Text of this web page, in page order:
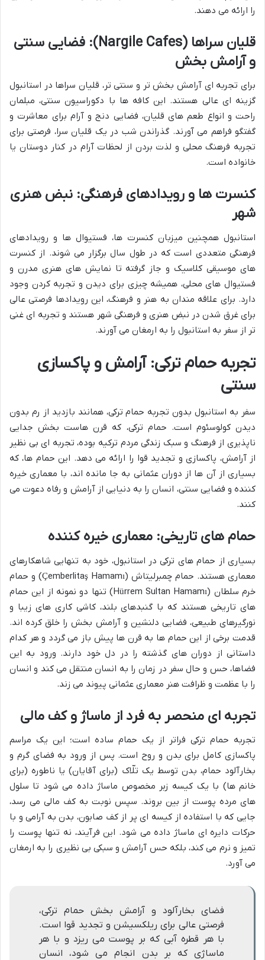
را ارائه می دهند.
قلیان سراها (Nargile Cafes): فضایی سنتی
و آرامش بخش
برای تجربه ای آرامش بخش تر و سنتی تر، قلیان سراها در استانبول
گزینه ای عالی هستند. این کافه ها با دکوراسیون سنتی، مبلمان
راحت و انواع طعم های قلیان، فضایی دنج و آرام برای معاشرت و
گفتگو فراهم می آورند. گذراندن شب در یک قلیان سرا، فرصتی برای
تجربه فرهنگ محلی و لذت بردن از لحظات آرام در کنار دوستان یا
خانواده است.
کنسرت ها و رویدادهای فرهنگی: نبض هنری
شهر
استانبول همچنین میزبان کنسرت ها، فستیوال ها و رویدادهای
فرهنگی متعددی است که در طول سال برگزار می شوند. از کنسرت
های موسیقی کلاسیک و جاز گرفته تا نمایش های هنری مدرن و
فستیوال های محلی، همیشه چیزی برای دیدن و تجربه کردن وجود
دارد. برای علاقه مندان به هنر و فرهنگ، این رویدادها فرصتی عالی
برای غرق شدن در نبض هنری و فرهنگی شهر هستند و تجربه ای غنی
تر از سفر به استانبول را به ارمغان می آورند.
تجربه حمام ترکی: آرامش و پاکسازی
سنتی
سفر به استانبول بدون تجربه حمام ترکی، همانند بازدید از رم بدون
دیدن کولوسئوم است. حمام ترکی، که قرن هاست بخش جدایی
ناپذیری از فرهنگ و سبک زندگی مردم ترکیه بوده، تجربه ای بی نظیر
از آرامش، پاکسازی و تجدید قوا را ارائه می دهد. این حمام ها، که
بسیاری از آن ها از دوران عثمانی به جا مانده اند، با معماری خیره
کننده و فضایی سنتی، انسان را به دنیایی از آرامش و رفاه دعوت می
کنند.
حمام های تاریخی: معماری خیره کننده
بسیاری از حمام های ترکی در استانبول، خود به تنهایی شاهکارهای
معماری هستند. حمام چمبرلیتاش (Çemberlitaş Hamamı) و حمام
خرم سلطان (Hürrem Sultan Hamamı) تنها دو نمونه از این حمام
های تاریخی هستند که با گنبدهای بلند، کاشی کاری های زیبا و
نورگیرهای طبیعی، فضایی دلنشین و آرامش بخش را خلق کرده اند.
قدمت برخی از این حمام ها به قرن ها پیش باز می گردد و هر کدام
داستانی از دوران های گذشته را در دل خود دارند. ورود به این
فضاها، حس و حال سفر در زمان را به انسان منتقل می کند و انسان
را با عظمت و ظرافت هنر معماری عثمانی پیوند می زند.
تجربه ای منحصر به فرد از ماساژ و کف مالی
تجربه حمام ترکی فراتر از یک حمام ساده است؛ این یک مراسم
پاکسازی کامل برای بدن و روح است. پس از ورود به فضای گرم و
بخارآلود حمام، بدن توسط یک تلّاک (برای آقایان) یا ناطوره (برای
خانم ها) با یک کیسه زبر مخصوص ماساژ داده می شود تا سلول
های مرده پوست از بین بروند. سپس نوبت به کف مالی می رسد،
جایی که با استفاده از کیسه ای پر از کف صابون، بدن به آرامی و با
حرکات دایره ای ماساژ داده می شود. این فرآیند، نه تنها پوست را
تمیز و نرم می کند، بلکه حس آرامش و سبکی بی نظیری را به ارمغان
می آورد.
فضای بخارآلود و آرامش بخش حمام ترکی،
فرصتی عالی برای ریلکسیشن و تجدید قوا است.
با هر قطره آبی که بر پوست می ریزد و با هر
ماساژی که بر بدن انجام می شود، انسان